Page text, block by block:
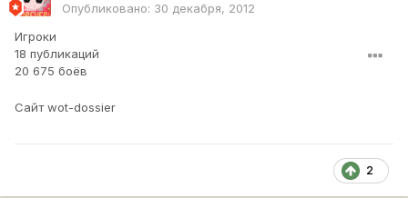
Опубликовано: 30 декабря, 2012
Игроки
18 публикаций
20 675 боёв
Сайт wot-dossier
2